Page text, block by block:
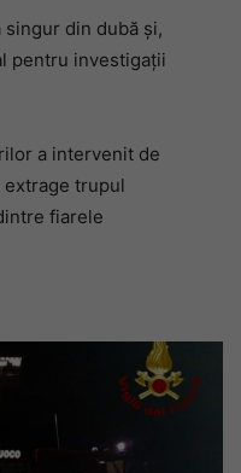
singur din dubă și,
pentru investigații
a intervenit de
extrage trupul
fiarele